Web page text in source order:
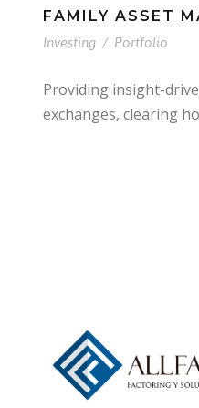
FAMILY ASSET
Investing / Portfolio
Providing insight-
exchanges, clearing